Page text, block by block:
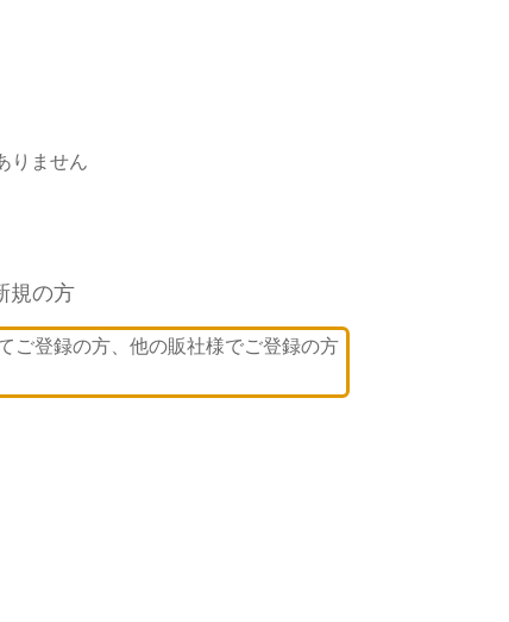
りません
規の方
ご登録の方、他の販社様でご登録の方